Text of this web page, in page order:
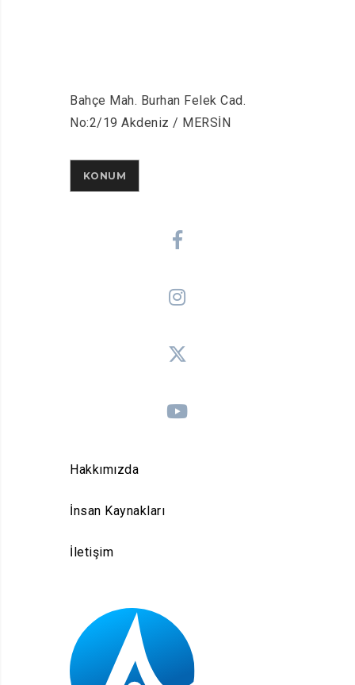
Bahçe Mah. Burhan Felek Cad.
No:2/19 Akdeniz / MERSİN
KONUM
Hakkımızda
İnsan Kaynakları
İletişim